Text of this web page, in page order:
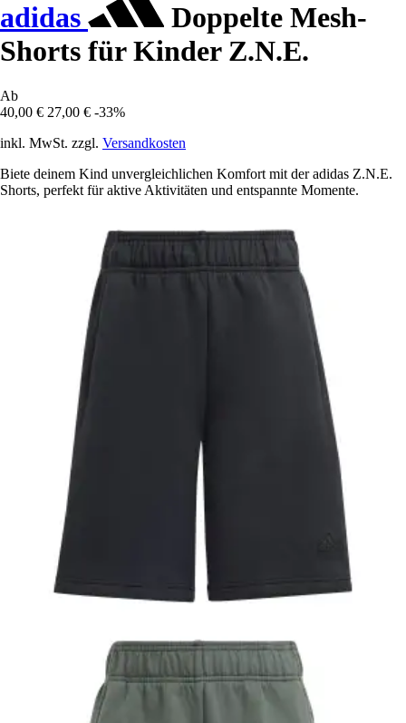
adidas
Doppelte Mesh-
Shorts für Kinder Z.N.E.
Ab
40,00 € 27,00 € -33%
inkl. MwSt. zzgl. Versandkosten
Biete deinem Kind unvergleichlichen Komfort mit der adidas Z.N.E.
Shorts, perfekt für aktive Aktivitäten und entspannte Momente.